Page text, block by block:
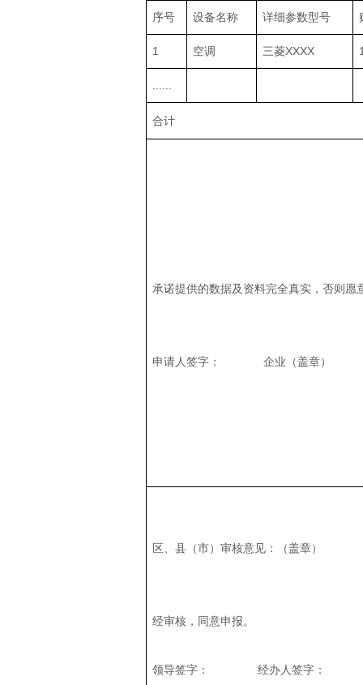
序号 设备名称 详细参数型号
1 空调 三菱XXXX
合计
承诺提供的数据及资料完全真实，否则愿
申请人签字：
区、县（市）审核意见：（盖章）
经审核，同意申报。
领导签字： 经